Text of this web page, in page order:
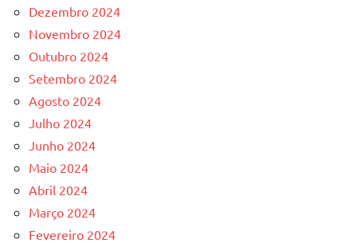
Dezembro 2024
Novembro 2024
Outubro 2024
Setembro 2024
Agosto 2024
Julho 2024
Junho 2024
Maio 2024
Abril 2024
Março 2024
Fevereiro 2024